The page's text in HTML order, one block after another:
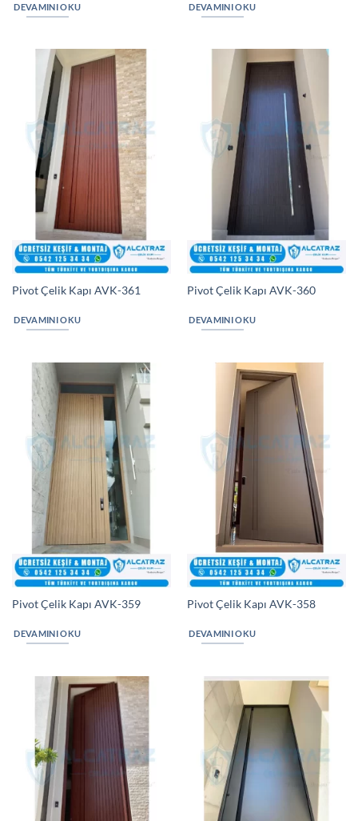
DEVAMINI OKU DEVAMINI OKU
Pivot Çelik Kapı AVK-361
DEVAMINI OKU
Pivot Çelik Kapı AVK-360
DEVAMINI OKU
Pivot Çelik Kapı AVK-359
DEVAMINI OKU
Pivot Çelik Kapı AVK-358
DEVAMINI OKU